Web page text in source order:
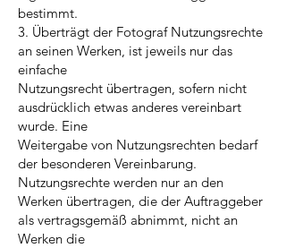
bestimmt.
3. Überträgt der Fotograf Nutzungsrechte
an seinen Werken, ist jeweils nur das
einfache
Nutzungsrecht übertragen, sofern nicht
ausdrücklich etwas anderes vereinbart
wurde. Eine
Weitergabe von Nutzungsrechten bedarf
der besonderen Vereinbarung.
Nutzungsrechte werden nur an den
Werken übertragen, die der Auftraggeber
als vertragsgemäß abnimmt, nicht an
Werken die